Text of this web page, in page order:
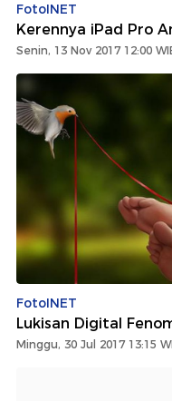
FotoINET
Kerennya iPad Pro
Senin, 13 Nov 2017 12:00
FotoINET
Lukisan Digital
Minggu, 30 Jul 2017 13:15